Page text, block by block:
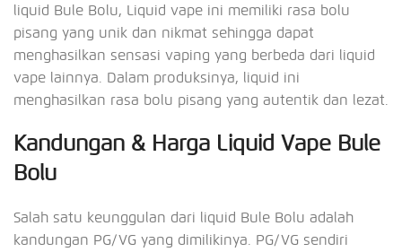
liquid Bule Bolu, Liquid vape ini memiliki rasa bolu
pisang yang unik dan nikmat sehingga dapat
menghasilkan sensasi vaping yang berbeda dari liquid
vape lainnya. Dalam produksinya, liquid ini
menghasilkan rasa bolu pisang yang autentik dan lezat.
Kandungan & Harga Liquid Vape Bule
Bolu
Salah satu keunggulan dari liquid Bule Bolu adalah
kandungan PG/VG yang dimilikinya. PG/VG sendiri